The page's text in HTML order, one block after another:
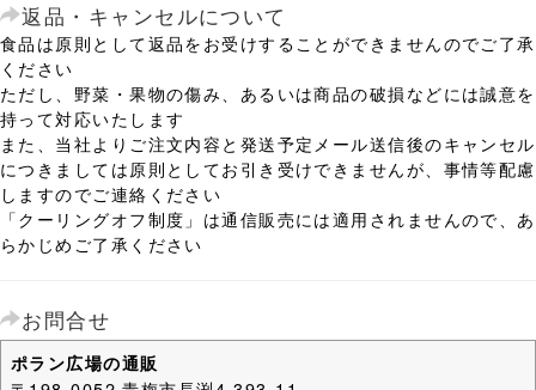
返品・キャンセルについて
食品は原則として返品をお受けすることができませんのでご了承
ください
ただし、野菜・果物の傷み、あるいは商品の破損などには誠意を
持って対応いたします
また、当社よりご注文内容と発送予定メール送信後のキャンセル
につきましては原則としてお引き受けできませんが、事情等配慮
しますのでご連絡ください
「クーリングオフ制度」は通信販売には適用されませんので、あ
らかじめご了承ください
お問合せ
ポラン広場の通販